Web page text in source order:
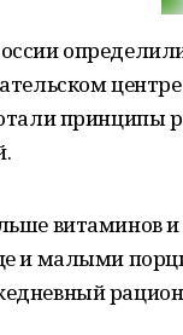
принципы
витаминов и
и малыми